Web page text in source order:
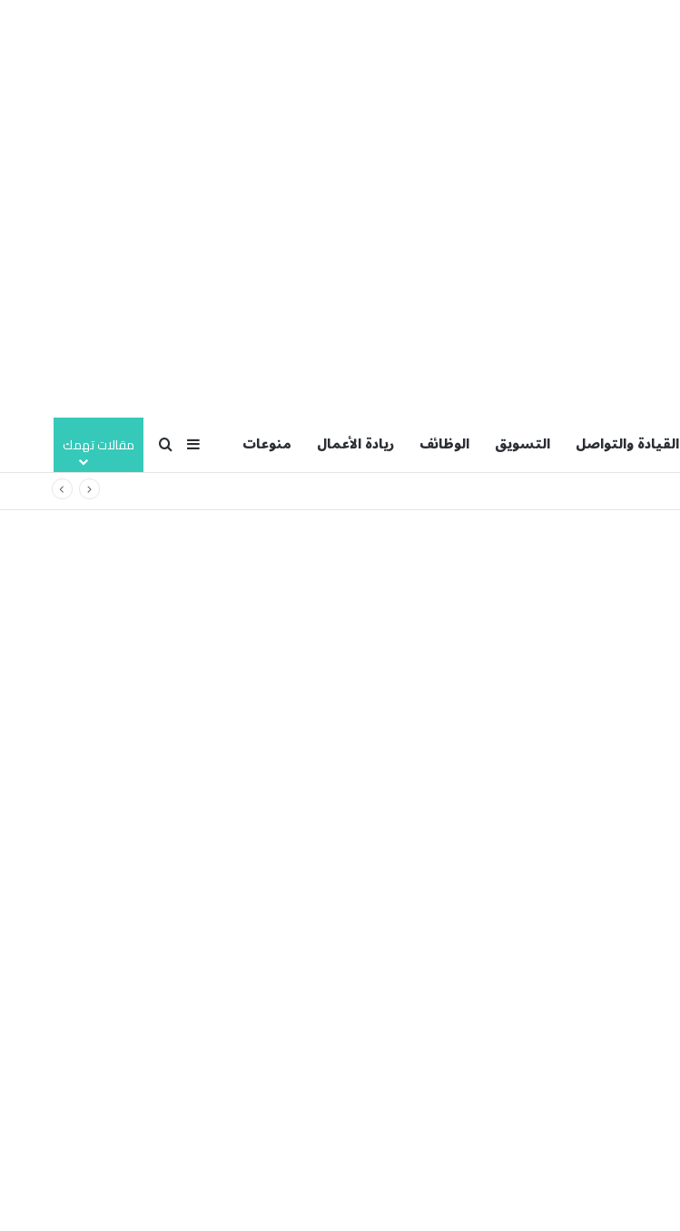
القيادة والتواصل التسويق الوظائف ريادة الأعمال منوعات إضافة عمود جانبي
بحث عنمقالات تهمك